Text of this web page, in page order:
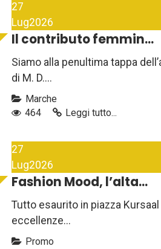
27
Lug2026
Il contributo femmin...
Siamo alla penultima tappa
di M. D....
Marche
464
Leggi tutto...
27
Lug2026
Fashion Mood, l’alta...
Tutto esaurito in piazza
eccellenze...
Promo